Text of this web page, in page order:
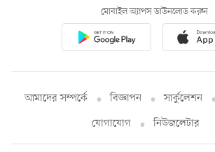
মোবাইল অ্যাপস ডাউনলোড করুন
আমাদের সম্পর্কে বিজ্ঞাপন সার্কুলেশন
যোগাযোগ
নিউজলেটার